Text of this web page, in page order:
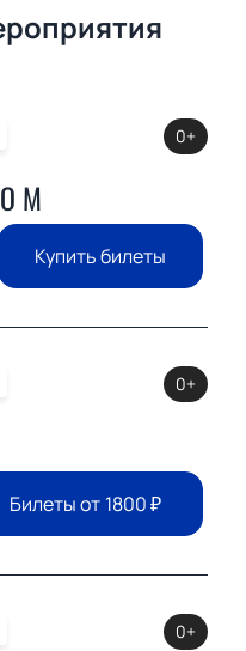
М
0+
Купить билеты
0+
Билеты от 1800₽
0+